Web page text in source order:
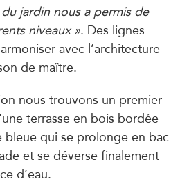
jardin nous a permis de
niveaux ». Des lignes
avec l’architecture
de maître.
nous trouvons un premier
terrasse en bois bordée
bleue qui se prolonge en bac
et se déverse finalement
d’eau.